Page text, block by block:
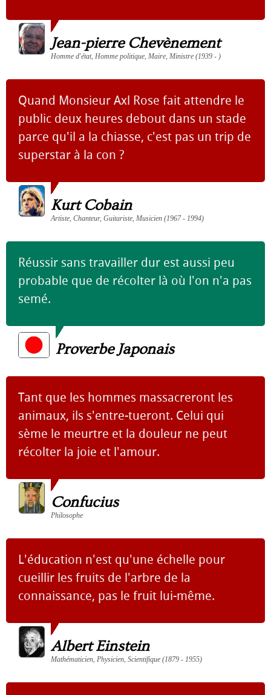
Jean-pierre Chevènement
Homme d'état, Homme politique, Maire, Ministre (1939 - )
Quand Monsieur Axl Rose fait attendre le
public deux heures debout dans un stade
parce qu'il a la chiasse, c'est pas un trip de
superstar à la con ?
Kurt Cobain
Artiste, Chanteur, Guitariste, Musicien (1967 - 1994)
Réussir sans travailler dur est aussi peu
probable que de récolter là où l'on n'a pas
semé.
Proverbe Japonais
Tant que les hommes massacreront les
animaux, ils s'entre-tueront. Celui qui
sème le meurtre et la douleur ne peut
récolter la joie et l'amour.
Confucius
Philosophe
L'éducation n'est qu'une échelle pour
cueillir les fruits de l'arbre de la
connaissance, pas le fruit lui-même.
Albert Einstein
Mathématicien, Physicien, Scientifique (1879 - 1955)